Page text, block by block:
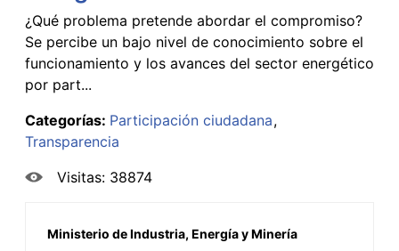
¿Qué problema pretende abordar el compromiso?
Se percibe un bajo nivel de conocimiento sobre el
funcionamiento y los avances del sector energético
por part...
Categorías: Participación ciudadana
Transparencia
Visitas: 38874
Ministerio de Industria, Energía y Minería